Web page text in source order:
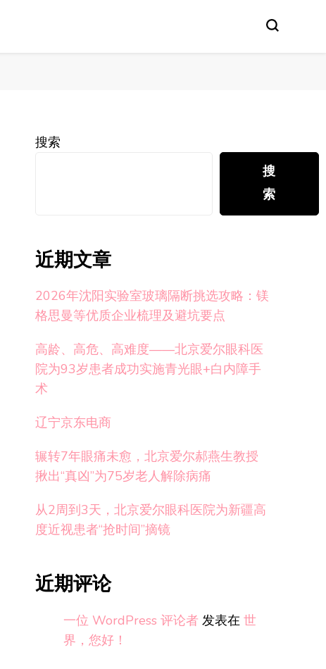
搜索
搜
索
近期文章
2026年沈阳实验室玻璃隔断挑选攻略：镁
格思曼等优质企业梳理及避坑要点
高龄、高危、高难度——北京爱尔眼科医
院为93岁患者成功实施青光眼+白内障手
术
辽宁京东电商
辗转7年眼痛未愈，北京爱尔郝燕生教授
揪出“真凶”为75岁老人解除病痛
从2周到3天，北京爱尔眼科医院为新疆高
度近视患者“抢时间”摘镜
近期评论
一位 WordPress 评论者 发表在 世
界，您好！